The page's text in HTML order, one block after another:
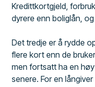
Kredittkortgjeld,
dyrere enn boliglån,
Det tredje er å rydde
flere kort enn de
men fortsatt ha en
senere. For en